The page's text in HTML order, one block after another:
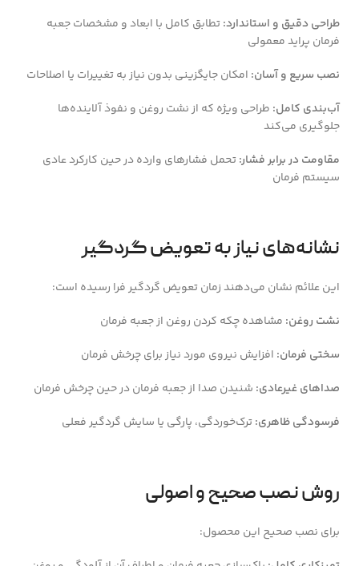
طراحی دقیق و استاندارد:تطابق کامل با ابعاد و مشخصات جعبه
فرمان پراید معمولی
نصب سریع و آسان: امکان جایگزینی بدون نیاز به تغییرات یا اصلاحات
آب‌بندی کامل: طراحی ویژه که از نشت روغن و نفوذ آلاینده‌ها
جلوگیری می‌کند
مقاومت در برابر فشار:تحمل فشارهای وارده در حین کارکرد عادی
سیستم فرمان
نشانه‌های نیاز به تعویض گردگیر
این علائم نشان می‌دهند زمان تعویض گردگیر فرا رسیده است:
نشت روغن: مشاهده چکه کردن روغن از جعبه فرمان
سختی فرمان: افزایش نیروی مورد نیاز برای چرخش فرمان
صداهای غیرعادی: شنیدن صدا از جعبه فرمان در حین چرخش فرمان
فرسودگی ظاهری:ترک‌خوردگی، پارگی یا سایش گردگیر فعلی
روش نصب صحیح و اصولی
برای نصب صحیح این محصول: